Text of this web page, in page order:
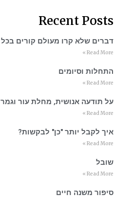
Recent Posts
דברים שלא קרו מעולם קורים
Read More »
התחלות וסיומים
Read More »
על תודעה אנושית, מחלת עור וגמר
Read More »
איך לקבל יותר "כן" לבקשות?
Read More »
שובל
Read More »
סיפור משנה חיים